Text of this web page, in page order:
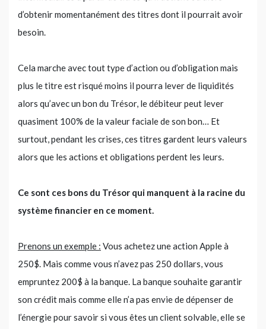
d’obtenir momentanément des titres dont il pourrait avoir
besoin.
Cela marche avec tout type d’action ou d’obligation mais
plus le titre est risqué moins il pourra lever de liquidités
alors qu’avec un bon du Trésor, le débiteur peut lever
quasiment 100% de la valeur faciale de son bon… Et
surtout, pendant les crises, ces titres gardent leurs valeurs
alors que les actions et obligations perdent les leurs.
Ce sont ces bons du Trésor qui manquent à la racine du
système financier en ce moment.
Prenons un exemple : Vous achetez une action Apple à
250$. Mais comme vous n’avez pas 250 dollars, vous
empruntez 200$ à la banque. La banque souhaite garantir
son crédit mais comme elle n’a pas envie de dépenser de
l’énergie pour savoir si vous êtes un client solvable, elle se